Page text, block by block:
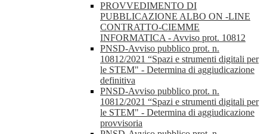
PROVVEDIMENTO DI
PUBBLICAZIONE ALBO ON -LINE
CONTRATTO-CIEMME
INFORMATICA - Avviso prot. 10812
PNSD-Avviso pubblico prot. n.
10812/2021 “Spazi e strumenti digitali per
le STEM" - Determina di aggiudicazione
definitiva
PNSD-Avviso pubblico prot. n.
10812/2021 “Spazi e strumenti digitali per
le STEM" - Determina di aggiudicazione
provvisoria